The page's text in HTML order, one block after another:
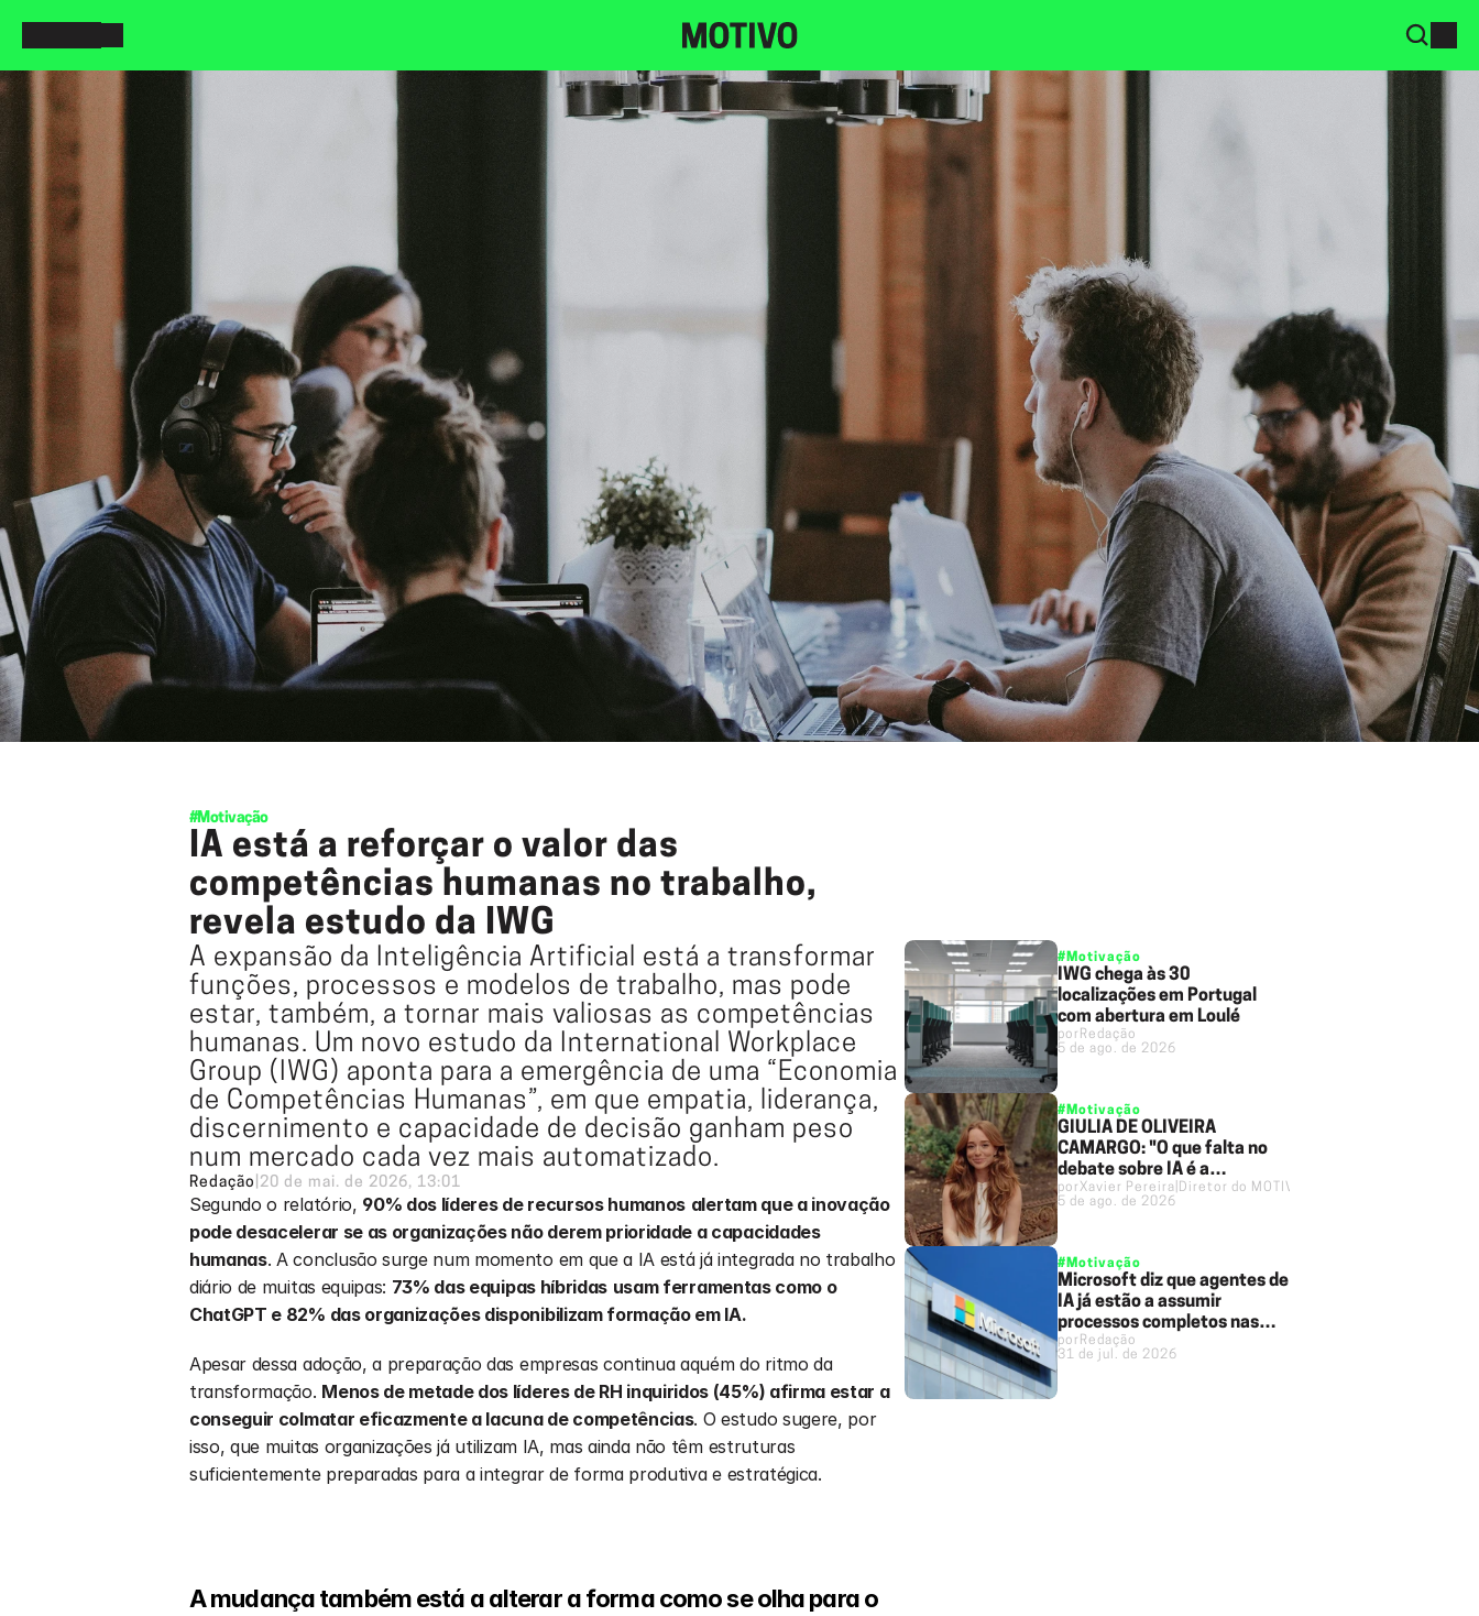
#Motivação
IA está a reforçar o valor das
competências humanas no trabalho,
revela estudo da IWG
A expansão da Inteligência Artificial está a transformar
funções, processos e modelos de trabalho, mas pode
estar, também, a tornar mais valiosas as competências
humanas. Um novo estudo da International Workplace
Group (IWG) aponta para a emergência de uma “Economia
de Competências Humanas”, em que empatia, liderança,
discernimento e capacidade de decisão ganham peso
num mercado cada vez mais automatizado.
Redação 20 de mai. de 2026, 13:01
Segundo o relatório, 90% dos líderes de recursos humanos alertam que a inovação
pode desacelerar se as organizações não derem prioridade a capacidades
humanas. A conclusão surge num momento em que a IA está já integrada no trabalho
diário de muitas equipas: 73% das equipas híbridas usam ferramentas como o
ChatGPT e 82% das organizações disponibilizam formação em IA.
Apesar dessa adoção, a preparação das empresas continua aquém do ritmo da
transformação. Menos de metade dos líderes de RH inquiridos (45%) afirma estar a
conseguir colmatar eficazmente a lacuna de competências. O estudo sugere, por
isso, que muitas organizações já utilizam IA, mas ainda não têm estruturas
suficientemente preparadas para a integrar de forma produtiva e estratégica.
A mudança também está a alterar a forma como se olha para o
#Motivação
IWG chega às 30
localizações em Portugal
com abertura em Loulé
por Redação
5 de ago. de 2026
#Motivação
GIULIA DE OLIVEIRA
CAMARGO: "O que falta no
debate sobre IA é a
dimensão humana"
porXavier Pereira Diretor do MOTIVO
5 de ago. de 2026
#Motivação
Microsoft diz que agentes de
IA já estão a assumir
processos completos nas
empresas
por Redação
31 de jul. de 2026